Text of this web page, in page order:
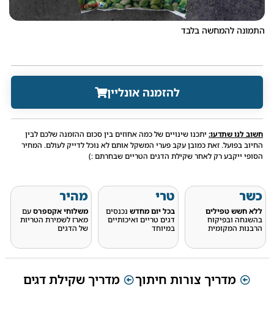
התמונה להמחשה בלבד
להזמנה אונליין
חשוב לנו שתדעו: יתכנו שינויים של כמה אחוזים בין סכום ההזמנה שלכם לבין
החיוב בפועל. זאת כמובן עקב פערי המשקל אותם לא נוכל לדייק לעולם. המחיר
הסופי ייקבע רק לאחר שקילת הדגים הטריים שבחרתם :)
כשר
ללא חשש טפילים
בהשגחה ובפיקוח
הרבנות המקומית
טרי
בכל יום מחדשנכנסים
דגים טריים ואיכותיים
במיוחד
מהיר
משלוחי אקספרסעם
מארז לשמירת הטריות
של הדגים
מדריך צורות חיתוך מדריך שקילת דגים